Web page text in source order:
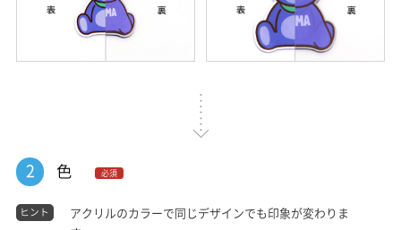
2 色 必須
ヒント
アクリルのカラーで同じデザインでも印象が変わりま